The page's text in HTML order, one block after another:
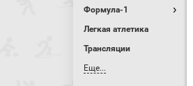
Формула-1
Легкая атлетика
Трансляции
Еще...